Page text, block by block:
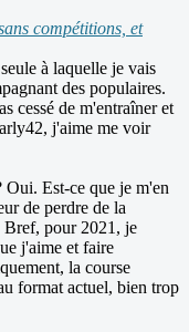
compétitions, et
à laquelle je vais
des populaires.
cessé de m'entraîner et
j'aime me voir
Oui. Est-ce que je m'en
de perdre de la
Bref, pour 2021, je
j'aime et faire
la course
format actuel, bien trop